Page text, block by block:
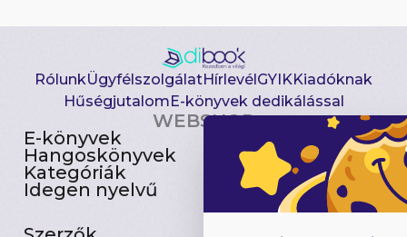
RólunkÜgyfélszolgálatHírlevélGYIKKiadóknak
HűségjutalomE-könyvek dedikálással
WEBSHOP
E-könyvek
Hangoskönyvek
Kategóriák
Idegen nyelvű
Csomagajánlatok
Akciósak
Előjegyezhetők
Újdonságok